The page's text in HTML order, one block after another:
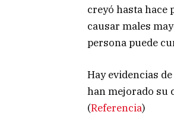
creyó hasta hace
causar males
persona puede
Hay evidencias
han mejorado su
(Referencia)